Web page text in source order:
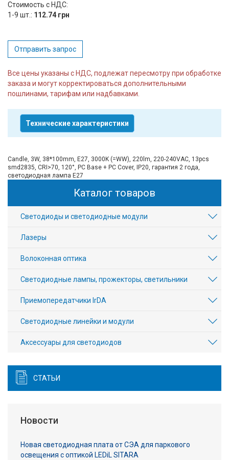
Доставка
поддержка
Блог
Стоимость с НДС:
1-9 шт.: 112.74 грн
Отправить запрос
Все цены указаны с НДС, подлежат пересмотру при обработке
заказа и могут корректироваться дополнительными
пошлинами, тарифам или надбавками.
Технические характеристики
Candle, 3W, 38*100mm, E27, 3000K (=WW), 220lm, 220-240VAC, 13pcs
smd2835, CRI>70, 120°, PC Base + PC Cover, IP20, гарантия 2 года,
светодиодная лампа Е27
Каталог товаров
Светодиоды и светодиодные модули
Лазеры
Волоконная оптика
Светодиодные лампы, прожекторы, светильники
Приемопередатчики IrDA
Светодиодные линейки и модули
Аксесcуары для светодиодов
СТАТЬИ
Новости
Новая светодиодная плата от СЭА для паркового
освещения с оптикой LEDiL SITARA